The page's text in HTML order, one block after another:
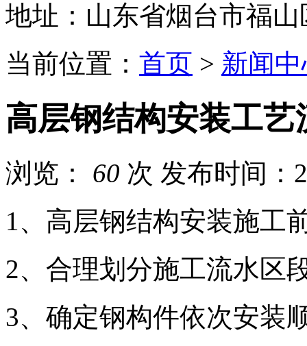
地址：山东省烟台市福
当前位置： 首页 > 新闻
高层钢结构安装工艺
浏览： 60 次 发布时间：
1、高层钢结构安装施工
2、合理划分施工流水区
3、确定钢构件依次安装